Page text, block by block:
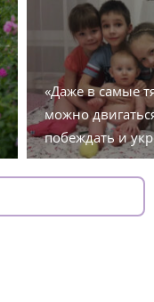
«Даже в самые
можно
побеждать и